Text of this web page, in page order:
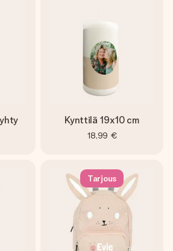
Kynttilä 19x10 cm
18,99 €
Tarjous